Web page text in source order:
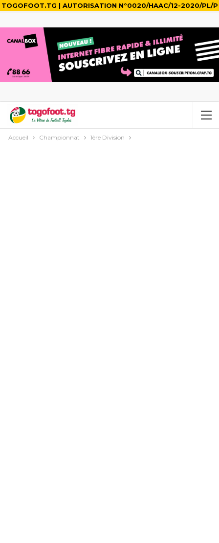
TOGOFOOT.TG | AUTORISATION N°0020/HAAC/12-2020/PL/P
Accueil Championnat 1ère Division